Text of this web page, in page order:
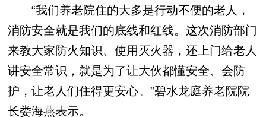
“我们养老院住的大多是行动不便的老人，
消防安全就是我们的底线和红线。这次消防部门
来教大家防火知识、使用灭火器，还上门给老人
讲安全常识，就是为了让大伙都懂安全、会防
护，让老人们住得更安心。”碧水龙庭养老院院
长娄海燕表示。